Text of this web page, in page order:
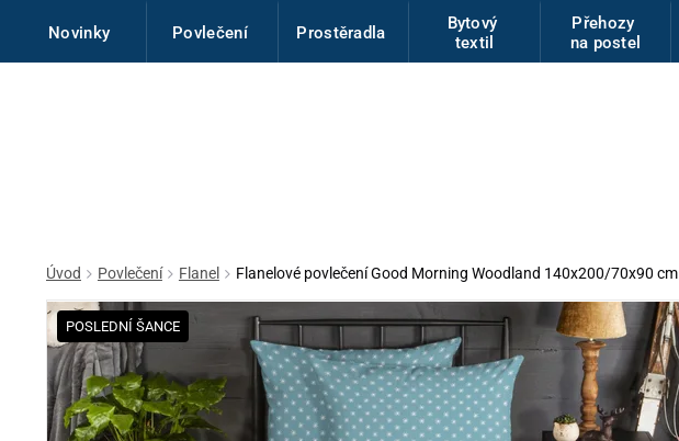
Novinky Povlečení Prostěradla
Bytový
textil
Přehozy
na postel
Úvod Povlečení Flanel Flanelové povlečení Good Morning Woodland 140x200/70x90 cm
POSLEDNÍ ŠANCE